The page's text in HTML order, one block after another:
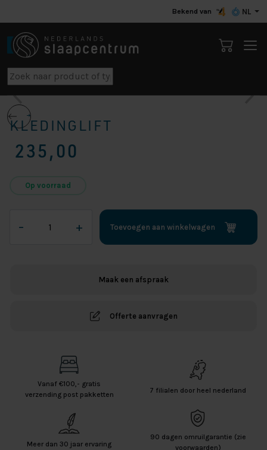
Bekend van NL
KLEDINGLIFT
235,00
Op voorraad
–
aantal
+ Toevoegen aan winkelwagen
Maak een afspraak
Offerte aanvragen
Vanaf €100,- gratis
verzending post pakketten
7 filialen door heel nederland
Meer dan 30 jaar ervaring
90 dagen omruilgarantie (zie
voorwaarden)